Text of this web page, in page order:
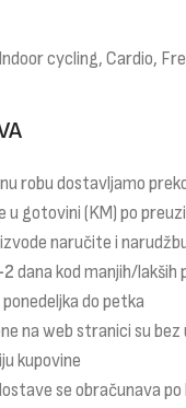
cycling, Cardio,
robu dostavljamo
u gotovini (KM) po
naručite i
dana kod manjih/lakših
do petka
na web stranici su
kupovine
se obračunava